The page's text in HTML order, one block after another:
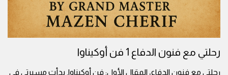
رحلتي مع فنون الدفاع 1 فن أوكيناوا
رحلتي مع فنون الدفاع، المقال الأول: فن أوكيناوا. بدأت مسيرتي في